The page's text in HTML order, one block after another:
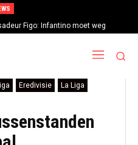
Figo: Infantino moet weg
Eredivisie
La Liga